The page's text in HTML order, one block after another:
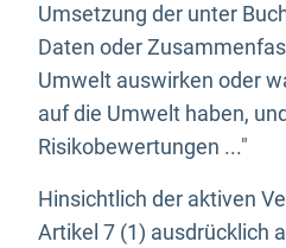
Umsetzung der unter
Daten oder
Umwelt auswirken oder
auf die Umwelt haben,
Risikobewertungen ..."
Hinsichtlich der aktiven
Artikel 7 (1) ausdrücklich